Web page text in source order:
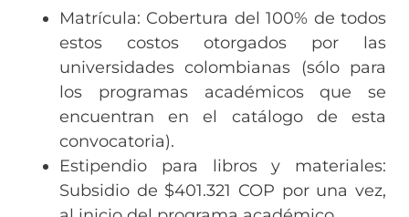
Matrícula: Cobertura del 100% de todos
estos costos otorgados por las
universidades colombianas (sólo para
los programas académicos que se
encuentran en el catálogo de esta
convocatoria).
Estipendio para libros y materiales:
Subsidio de $401.321 COP por una vez,